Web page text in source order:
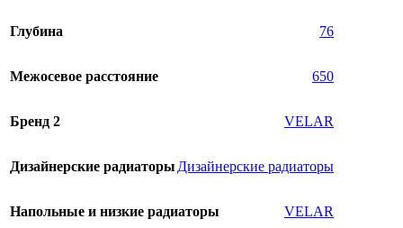
Глубина 76
Межосевое расстояние 650
Бренд 2 VELAR
Дизайнерские радиаторыДизайнерские радиаторы
Напольные и низкие радиаторы VELAR